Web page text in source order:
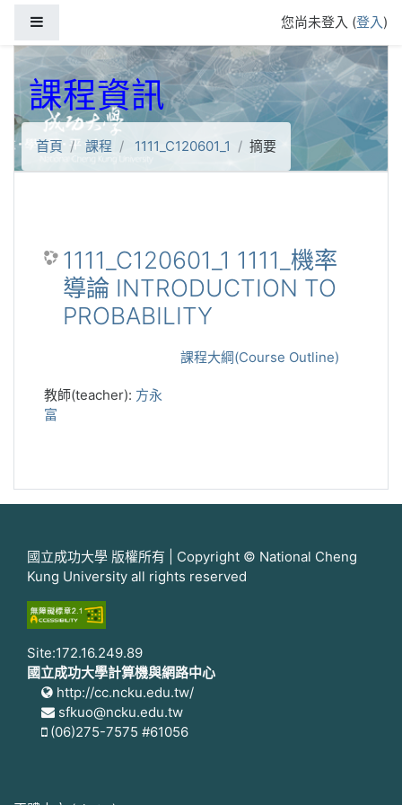
您尚未登入 (登入)
課程資訊
首頁 課程 1111_C120601_1 摘要
1111_C120601_1 1111_機率
導論 INTRODUCTION TO
PROBABILITY
課程大綱(Course Outline)
教師(teacher): 方永
富
國立成功大學 版權所有 | Copyright © National Cheng
Kung University all rights reserved
Site:172.16.249.89
國立成功大學計算機與網路中心
http://cc.ncku.edu.tw/
sfkuo@ncku.edu.tw
(06)275-7575 #61056